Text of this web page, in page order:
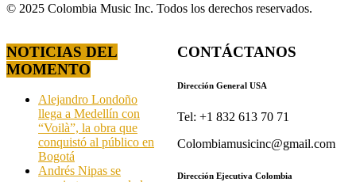
© 2025 Colombia Music Inc. Todos los derechos reservados.
NOTICIAS DEL
MOMENTO
Alejandro Londoño
llega a Medellín con
“Voilà”, la obra que
conquistó al público en
Bogotá
Andrés Nipas se
CONTÁCTANOS
Dirección General USA
Tel: +1 832 613 70 71
Colombiamusicinc@gmail.com
Dirección Ejecutiva Colombia